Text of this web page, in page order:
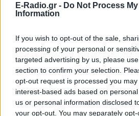
E-Radio.gr - Do Not Process
Information
If you wish to opt-out of the sale,
processing of your personal or
targeted advertising by us, please
section to confirm your selection.
opt-out request is processed you
interest-based ads based on
us or personal information disclosed
your opt-out. You may separately